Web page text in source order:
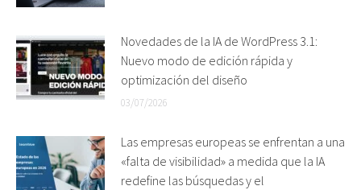
Novedades de la IA de WordPress 3.1:
Nuevo modo de edición rápida y
optimización del diseño
03/07/2026
Las empresas europeas se enfrentan a una
«falta de visibilidad» a medida que la IA
redefine las búsquedas y el